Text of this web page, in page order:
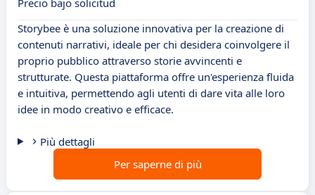
Precio bajo solicitud
Storybee è una soluzione innovativa per la creazione di
contenuti narrativi, ideale per chi desidera coinvolgere il
proprio pubblico attraverso storie avvincenti e
strutturate. Questa piattaforma offre un'esperienza fluida
e intuitiva, permettendo agli utenti di dare vita alle loro
idee in modo creativo e efficace.
Più dettagli
Per saperne di più